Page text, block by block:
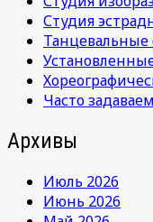
Студия
Танцевальные
Часто
Архивы
Июль 2026
Июнь 2026